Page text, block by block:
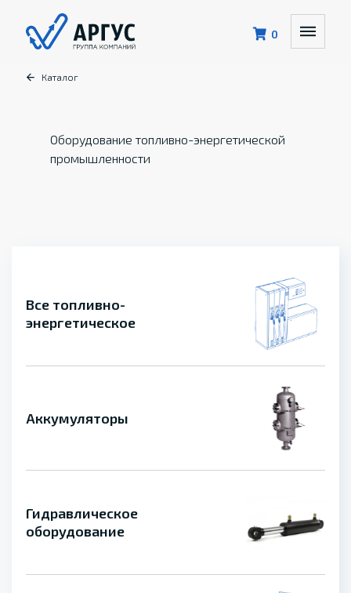
0
Каталог
Оборудование топливно-энергетической
промышленности
Все топливно-
энергетическое
Аккумуляторы
Гидравлическое
оборудование